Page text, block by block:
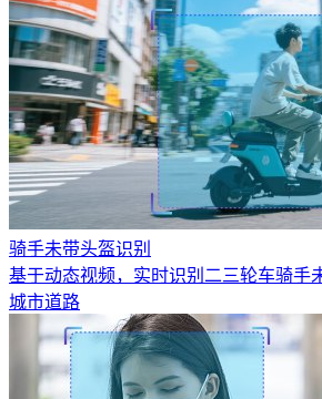
骑手未带头盔识别
基于动态视频，实时识别二三轮车骑手
城市道路